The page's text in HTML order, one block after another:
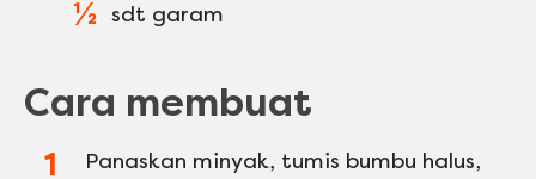
½ sdt garam
Cara membuat
Panaskan minyak, tumis bumbu halus,